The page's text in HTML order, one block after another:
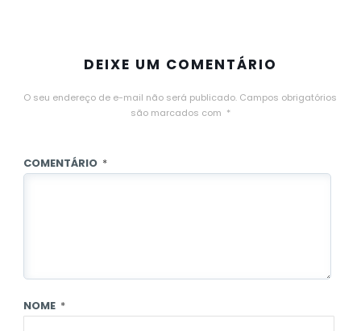
DEIXE UM COMENTÁRIO
O seu endereço de e-mail não será publicado. Campos obrigatórios
são marcados com *
COMENTÁRIO *
NOME *